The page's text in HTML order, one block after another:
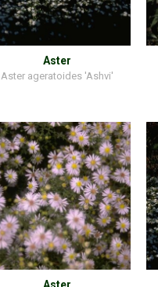
Aster
Aster ageratoides 'Ashvi'
Aster